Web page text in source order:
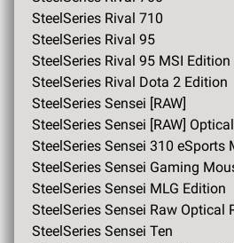
SteelSeries Rival 710
SteelSeries Rival 95
SteelSeries Rival 95 MSI Edition
SteelSeries Rival Dota 2 Edition
SteelSeries Sensei [RAW]
SteelSeries Sensei [RAW] Optical
SteelSeries Sensei 310 eSports
SteelSeries Sensei Gaming
SteelSeries Sensei MLG Edition
SteelSeries Sensei Raw Optical
SteelSeries Sensei Ten